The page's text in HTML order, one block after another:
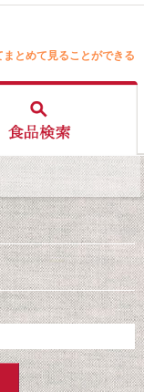
とめて見ることができる